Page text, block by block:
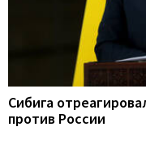
Сибига
против России